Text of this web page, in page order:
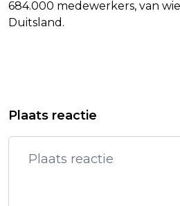
684.000 medewerkers, van
Duitsland.
IN JAPAN NA
RESULTATEN ASMI EN
KLUWER CENTRAAL
Plaats reactie